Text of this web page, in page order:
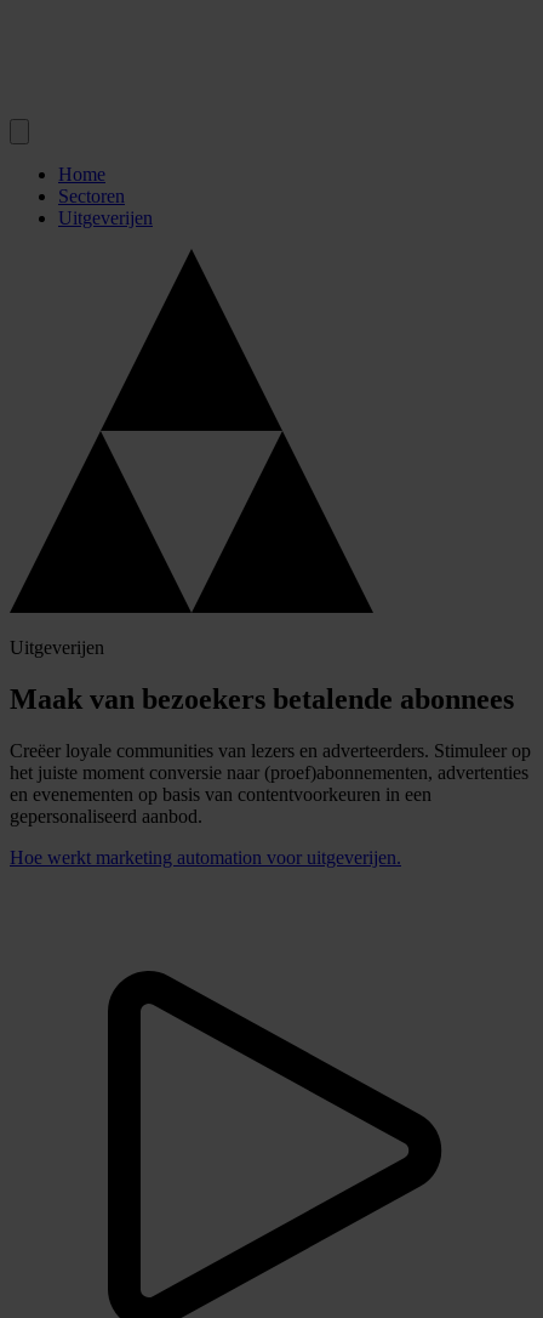
Home
Sectoren
Uitgeverijen
Uitgeverijen
Maak van bezoekers betalende abonnees
Creëer loyale communities van lezers en adverteerders. Stimuleer op
het juiste moment conversie naar (proef)abonnementen, advertenties
en evenementen op basis van contentvoorkeuren in een
gepersonaliseerd aanbod.
Hoe werkt marketing automation voor uitgeverijen.